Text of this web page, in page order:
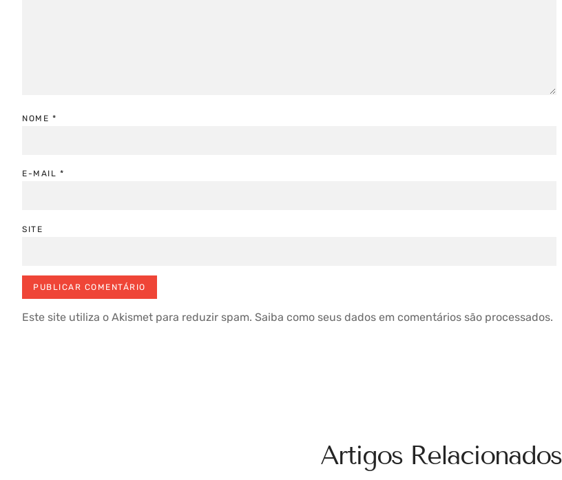
NOME *
E-MAIL *
SITE
Este site utiliza o Akismet para reduzir spam. Saiba como seus dados em comentários são processados.
Artigos Relacionados